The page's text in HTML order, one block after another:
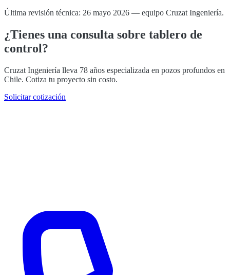
Última revisión técnica: 26 mayo 2026 — equipo Cruzat Ingeniería.
¿Tienes una consulta sobre tablero de
control?
Cruzat Ingeniería lleva 78 años especializada en pozos profundos en
Chile. Cotiza tu proyecto sin costo.
Solicitar cotización